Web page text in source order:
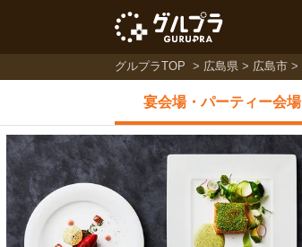
グルプラTOP 広島県 広島市
宴会場・パーティー会場